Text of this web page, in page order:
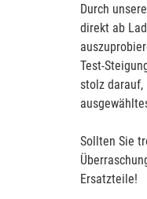
Durch
direkt ab
Test-
stolz darauf,
Sollten Sie
Ersatzteile!